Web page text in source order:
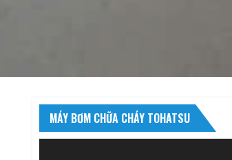
MÁY BƠM CHỮA CHÁY TOHATSU